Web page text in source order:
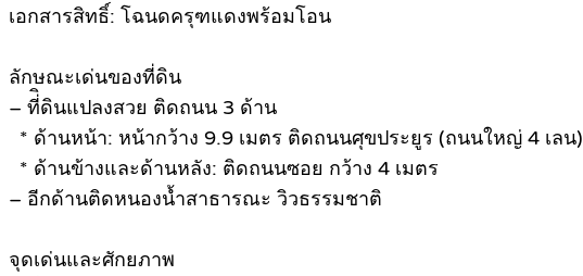
เอกสารสิทธิ์: โฉนดครุฑแดงพร้อมโอน
ลักษณะเด่นของที่ดิน
– ที่ิดินแปลงสวย ติดถนน 3 ด้าน
* ด้านหน้า: หน้ากว้าง 9.9 เมตร ติดถนนศุขประยูร (ถนนใหญ่ 4 เลน)
* ด้านข้างและด้านหลัง: ติดถนนซอย กว้าง 4 เมตร
– อีกด้านติดหนองน้ำสาธารณะ วิวธรรมชาติ
จุดเด่นและศักยภาพ